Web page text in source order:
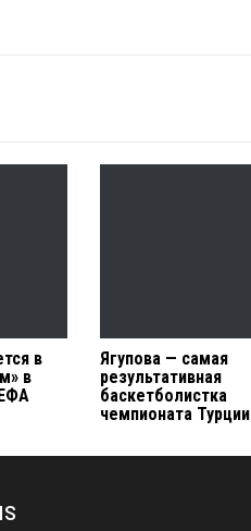
в
в
Ягупова — самая
результативная
баскетболистка
чемпионата Турции